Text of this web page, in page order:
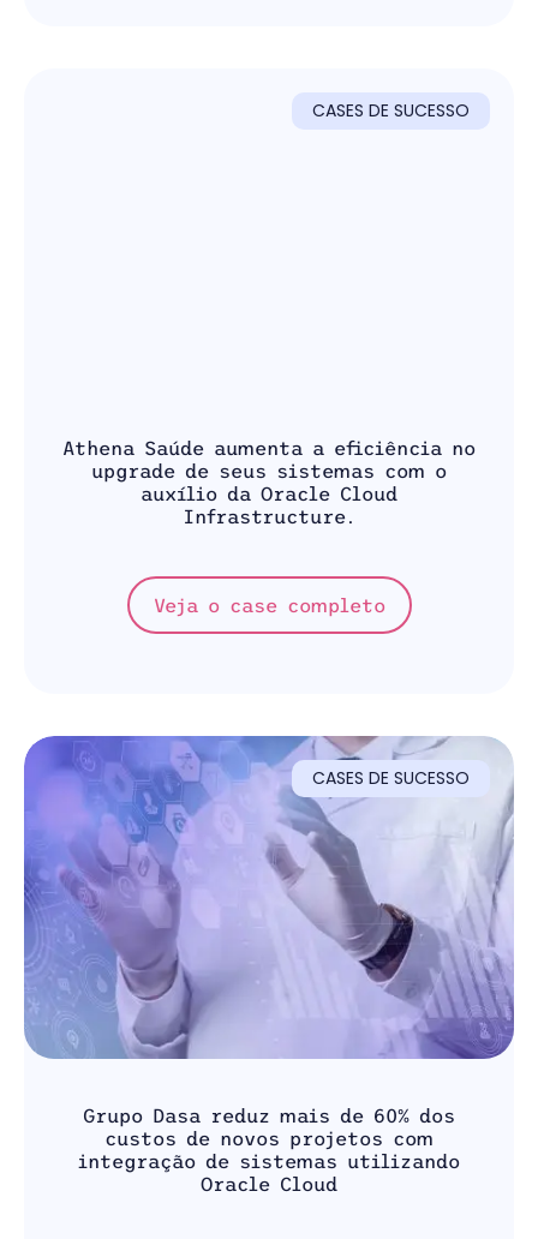
CASES DE SUCESSO
Athena Saúde aumenta a eficiência no
upgrade de seus sistemas com o
auxílio da Oracle Cloud
Infrastructure.
Veja o case completo
CASES DE SUCESSO
Grupo Dasa reduz mais de 60% dos
custos de novos projetos com
integração de sistemas utilizando
Oracle Cloud